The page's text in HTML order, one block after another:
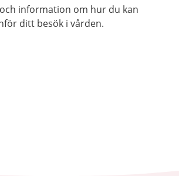
information om hur du kan
ditt besök i vården.